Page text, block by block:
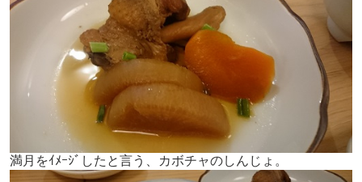
満月をｲﾒｰｼﾞしたと言う、カボチャのしんじょ。